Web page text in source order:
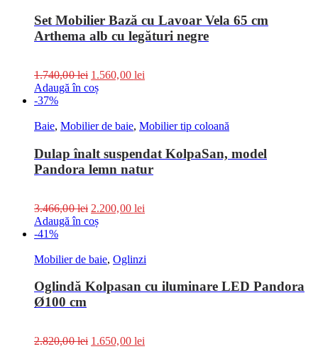
Set Mobilier Bază cu Lavoar Vela 65 cm
Arthema alb cu legături negre
1.740,00lei 1.560,00 lei
Adaugă în coș
-37%
Baie, Mobilier de baie, Mobilier tip coloană
Dulap înalt suspendat KolpaSan, model
Pandora lemn natur
3.466,00lei 2.200,00 lei
Adaugă în coș
-41%
Mobilier de baie, Oglinzi
Oglindă Kolpasan cu iluminare LED Pandora
Ø100 cm
2.820,00lei 1.650,00 lei